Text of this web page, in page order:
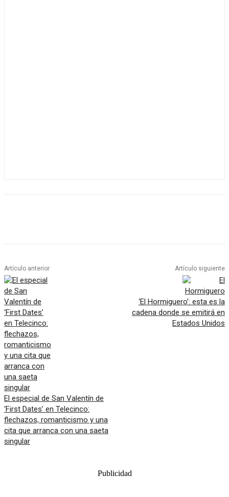
Artículo anterior
El especial de San Valentín de
‘First Dates’ en Telecinco:
flechazos, romanticismo y una
cita que arranca con una saeta
singular
Artículo siguiente
‘El Hormiguero’: esta es la
cadena donde se emitirá en
Estados Unidos
Publicidad